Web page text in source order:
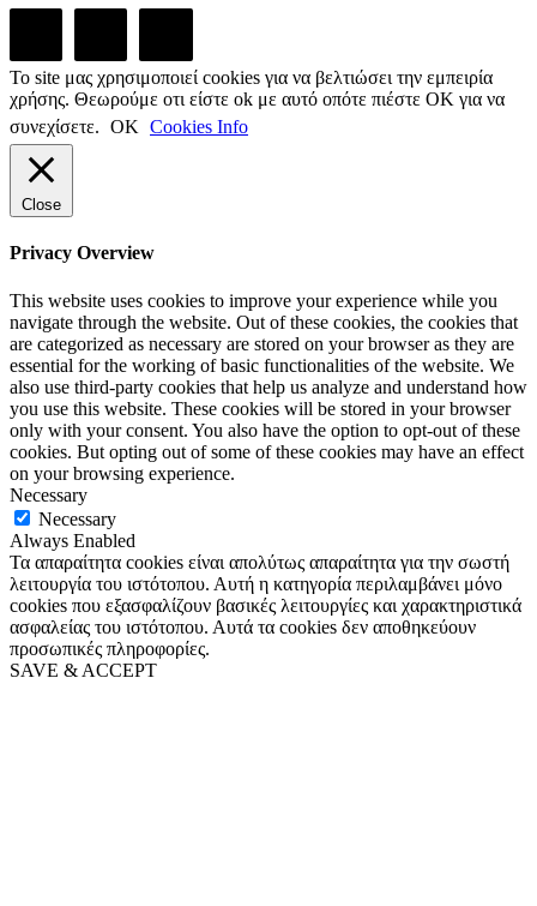
Το site μας χρησιμοποιεί cookies για να βελτιώσει την εμπειρία
χρήσης. Θεωρούμε οτι είστε ok με αυτό οπότε πιέστε ΟΚ για να
συνεχίσετε. ΟΚ Cookies Info
Close
Privacy Overview
This website uses cookies to improve your experience while you
navigate through the website. Out of these cookies, the cookies that
are categorized as necessary are stored on your browser as they are
essential for the working of basic functionalities of the website. We
also use third-party cookies that help us analyze and understand how
you use this website. These cookies will be stored in your browser
only with your consent. You also have the option to opt-out of these
cookies. But opting out of some of these cookies may have an effect
on your browsing experience.
Necessary
Necessary
Always Enabled
Τα απαραίτητα cookies είναι απολύτως απαραίτητα για την σωστή
λειτουργία του ιστότοπου. Αυτή η κατηγορία περιλαμβάνει μόνο
cookies που εξασφαλίζουν βασικές λειτουργίες και χαρακτηριστικά
ασφαλείας του ιστότοπου. Αυτά τα cookies δεν αποθηκεύουν
προσωπικές πληροφορίες.
SAVE & ACCEPT